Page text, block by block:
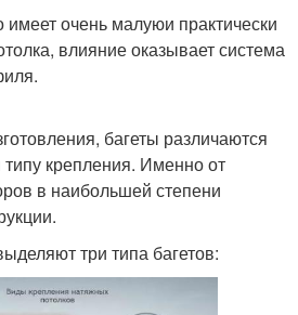
очень малуюи практически
влияние оказывает система
багеты различаются
крепления. Именно от
в наибольшей степени
три типа багетов: